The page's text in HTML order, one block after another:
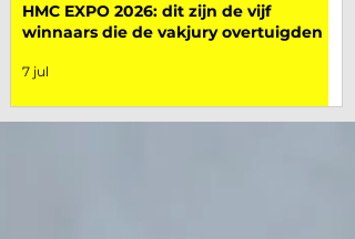
HMC EXPO 2026: dit zijn de vijf
winnaars die de vakjury overtuigden
7 jul